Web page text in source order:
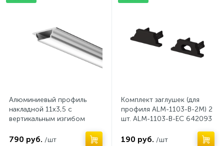
Алюминиевый профиль
накладной 11x3,5 с
вертикальным изгибом
S-2M 631017
790 руб. /шт
Комплект заглушек (для
профиля ALM-1103-B-2M) 2
шт. ALM-1103-B-EC 642093
190 руб. /шт